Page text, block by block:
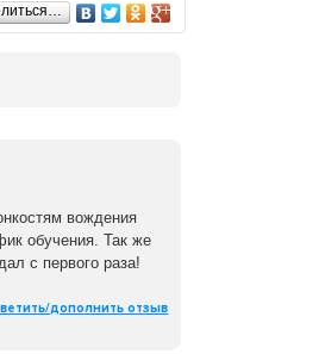
вождения
обучения. Так же
с первого раза!
дополнить отзыв